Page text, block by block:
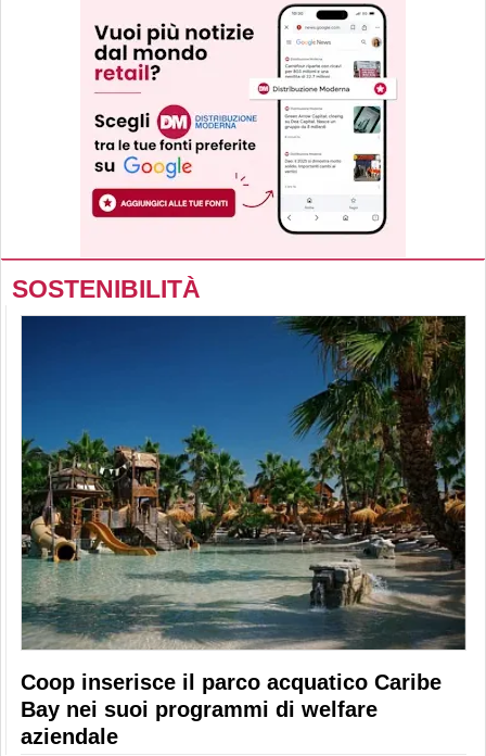
SOSTENIBILITÀ
Coop inserisce il parco acquatico Caribe
Bay nei suoi programmi di welfare
aziendale